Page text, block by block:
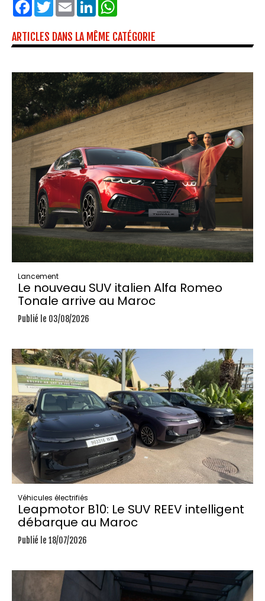
ARTICLES DANS LA MÊME CATÉGORIE
Lancement
Le nouveau SUV italien Alfa Romeo
Tonale arrive au Maroc
Publié le 03/08/2026
Véhicules électrifiés
Leapmotor B10: Le SUV REEV intelligent
débarque au Maroc
Publié le 18/07/2026